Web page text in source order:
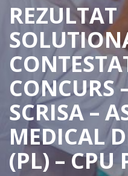
REZULTAT
CONCURS
SCRISA –
MEDICAL
(PL) – CPU